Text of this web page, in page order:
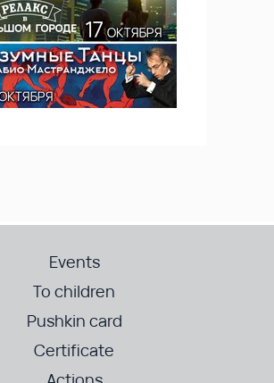
Events
To children
Pushkin card
Certificate